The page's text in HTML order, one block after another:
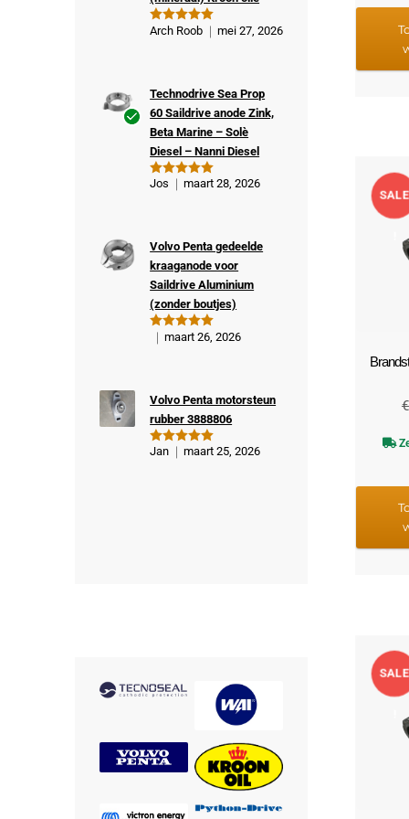
SALE
€
SALE
Gewaardeer
Arch Roob mei 27, 2026
Gewaardeer
Technodrive Sea Prop
60 Saildrive anode Zink,
Beta Marine – Solè
Diesel – Nanni Diesel
Jos maart 28, 2026
Gewaardeer
Volvo Penta gedeelde
kraaganode voor
Saildrive Aluminium
(zonder boutjes)
maart 26, 2026
Gewaardeer
Volvo Penta motorsteun
rubber 3888806
Jan maart 25, 2026